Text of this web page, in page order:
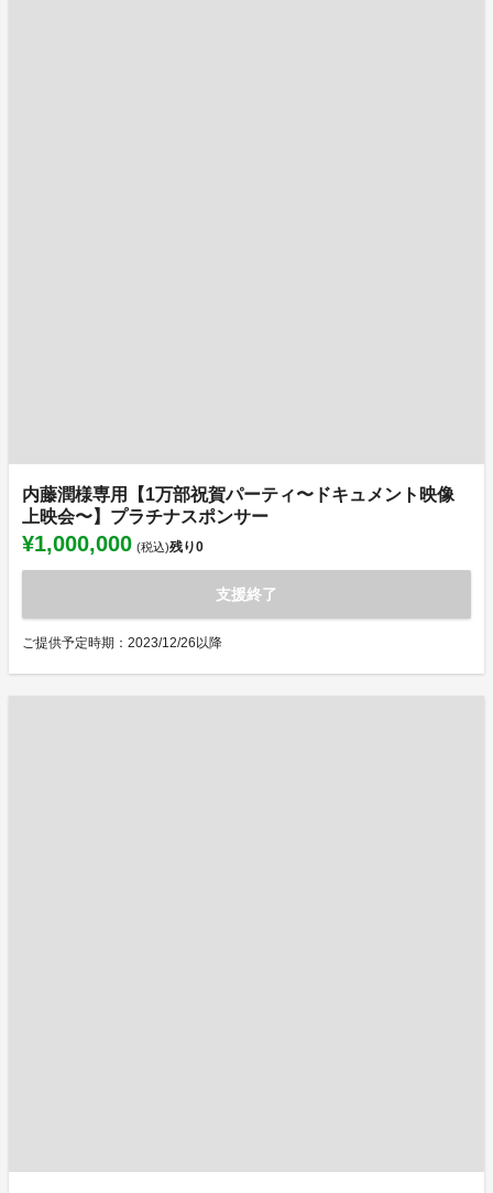
内藤潤様専用【1万部祝賀パーティ〜ドキュメント映像
上映会〜】プラチナスポンサー
¥1,000,000 (税込)残り0
支援終了
ご提供予定時期：2023/12/26以降